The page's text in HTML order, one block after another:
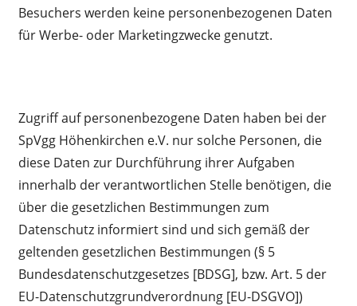
Besuchers werden keine personenbezogenen Daten
für Werbe- oder Marketingzwecke genutzt.
Zugriff auf personenbezogene Daten haben bei der
SpVgg Höhenkirchen e.V. nur solche Personen, die
diese Daten zur Durchführung ihrer Aufgaben
innerhalb der verantwortlichen Stelle benötigen, die
über die gesetzlichen Bestimmungen zum
Datenschutz informiert sind und sich gemäß der
geltenden gesetzlichen Bestimmungen (§ 5
Bundesdatenschutzgesetzes [BDSG], bzw. Art. 5 der
EU-Datenschutzgrundverordnung [EU-DSGVO])